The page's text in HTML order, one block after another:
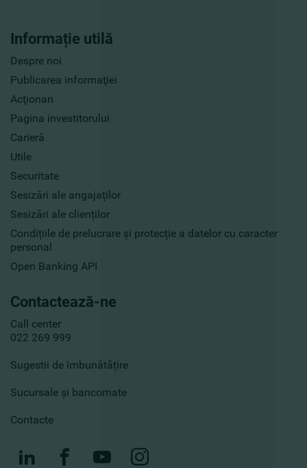
Informație utilă
Despre noi
Publicarea informaţiei
Acţionari
Pagina investitorului
Carieră
Utile
Securitate
Sesizări ale angajaților
Sesizări ale clienților
Condițiile de prelucrare și protecție a datelor cu caracter
personal
Open Banking API
Contactează-ne
Call center
022 269 999
Sugestii de îmbunătățire
Sucursale și bancomate
Contacte